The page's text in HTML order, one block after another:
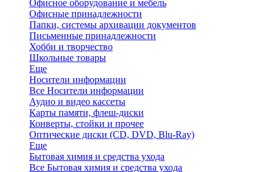
Офисное оборудование и мебель
Офисные принадлежности
Папки, системы архивации документов
Письменные принадлежности
Хобби и творчество
Школьные товары
Еще
Носители информации
Все Носители информации
Аудио и видео кассеты
Карты памяти, флеш-диски
Конверты, стойки и прочее
Оптические диски (CD, DVD, Blu-Ray)
Еще
Бытовая химия и средства ухода
Все Бытовая химия и средства ухода